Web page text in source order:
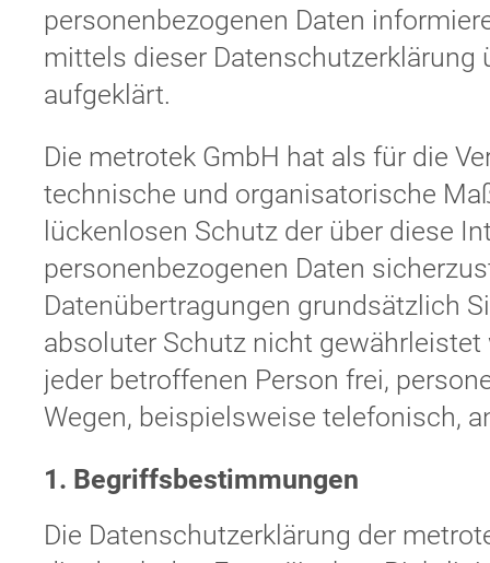
personenbezogenen Daten
mittels dieser Datenschutzerklärung
aufgeklärt.
Die metrotek GmbH hat als für die
technische und organisatorische
lückenlosen Schutz der über diese
personenbezogenen Daten
Datenübertragungen grundsätzlich
absoluter Schutz nicht
jeder betroffenen Person frei,
Wegen, beispielsweise telefonisch,
1. Begriffsbestimmungen
Die Datenschutzerklärung der